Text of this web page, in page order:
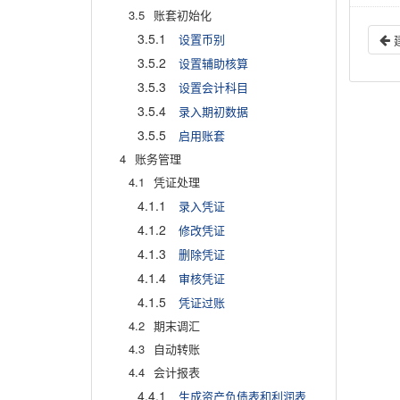
3.5 账套初始化
3.5.1 设置币别
3.5.2 设置辅助核算
3.5.3 设置会计科目
3.5.4 录入期初数据
3.5.5
启用账套
4 账务管理
4.1
凭证处理
4.1.1 录入凭证
4.1.2 修改凭证
4.1.3 删除凭证
4.1.4 审核凭证
4.1.5
凭证过账
4.2 期末调汇
4.3
自动转账
4.4 会计报表
4.4.1 生成资产负债表和利润表